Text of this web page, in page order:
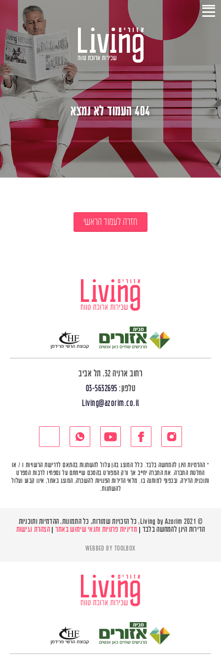
404 העמוד לא נמצא
חזרה לעמוד הראשי
רחוב ארניה 32, תל אביב
טלפון: 03-5632695
Living@azorim.co.il
* ההדמיות הינן להמחשה בלבד. כלל המוצג בהן עלול להשתנות בהתאם לדרישת הרשויות ו / או
החלטת החברה. את החברה יחייב אך ורק המפורט בהסכם שייחתם על נספחיו לרבות המפרט
ותוכנית הדירה, ובכפוף למותנה בו. מלאי הדירות הפנויות להשכרה, המוצג באתר, אינו קבוע ועלול
להשתנות.
© Living by Azorim 2021, כל הזכויות שמורות, כל התמונות, ההדמיות ותוכניות
הדירות הינן להמחשה בלבד |
מדיניות פרטיות ותנאי שימוש באתר הצהרת נגישות
WEBBED BY TOOLBOX